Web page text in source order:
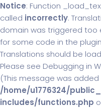
Notice: Function
called incorrectly.
domain was triggered too
for some code in the
Translations should be
Please see Debugging in
(This message was added
/home/u1776324/
includes/functions.php